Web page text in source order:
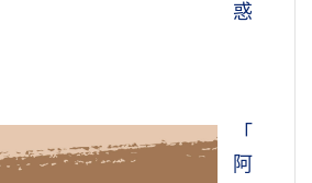
惑
「
阿